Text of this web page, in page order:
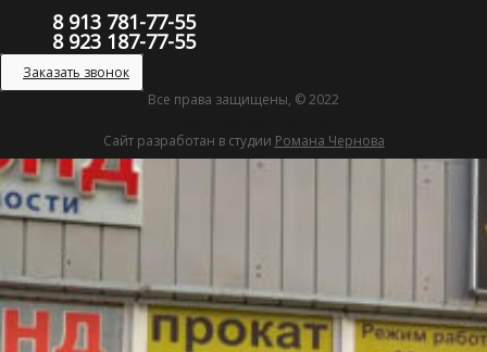
8 913 781-77-55
8 923 187-77-55
Заказать звонок
Все права защищены, © 2022
Сайт разработан в студии Романа Чернова